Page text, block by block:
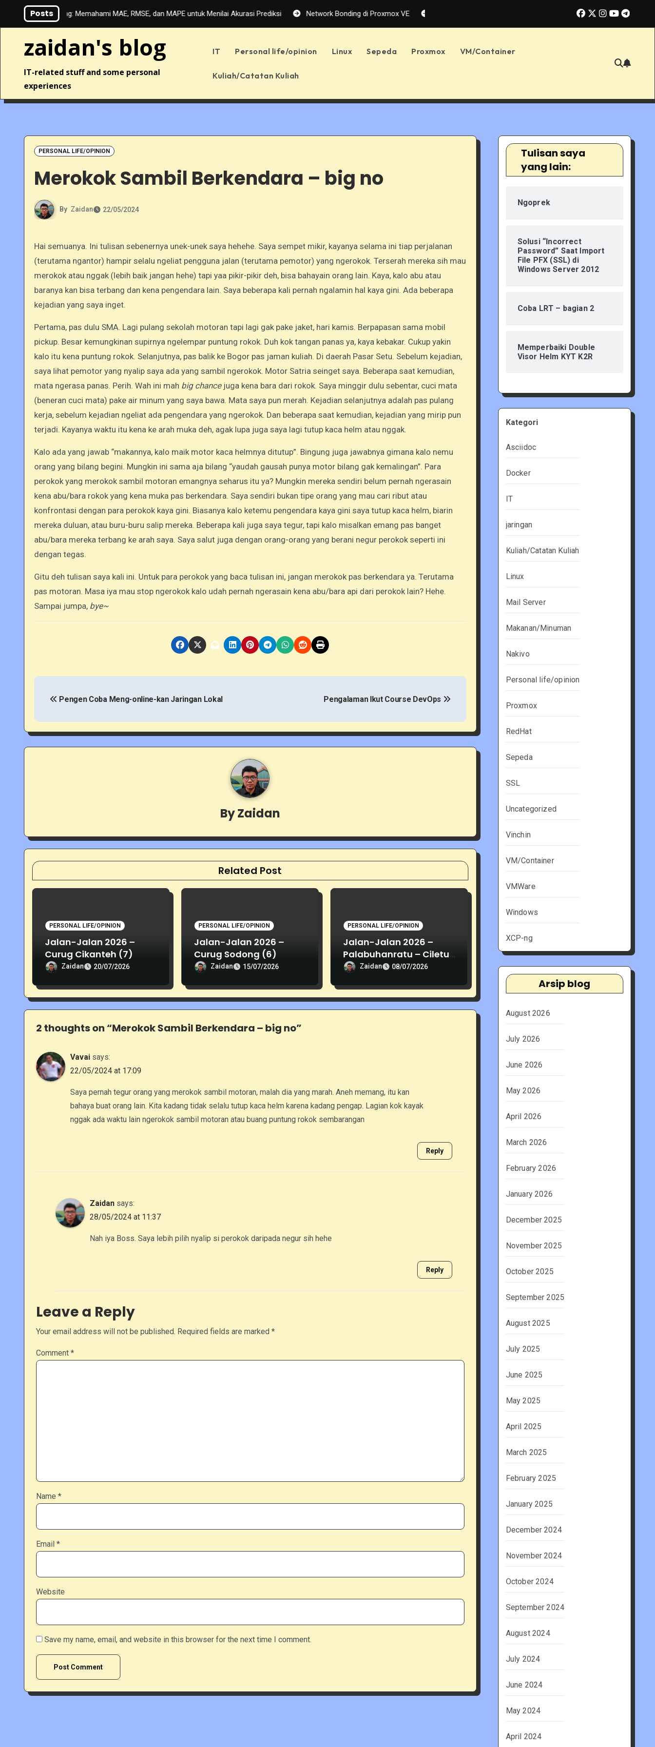
Posts
Learning: Memahami MAE, RMSE, dan MAPE untuk Menilai Akurasi Prediksi Network Bonding di Proxmox VE Troubleshoot Proxmox VE Nested: Koneksi Lambat, Bentrok Cluster, dan
zaidan's blog
IT-related stuff and some personal
experiences
IT Personal life/opinion Linux Sepeda Proxmox VM/Container
Kuliah/Catatan Kuliah
PERSONAL LIFE/OPINION
Merokok Sambil Berkendara – big no
By Zaidan 22/05/2024
Hai semuanya. Ini tulisan sebenernya unek-unek saya hehehe. Saya sempet mikir, kayanya selama ini tiap perjalanan
(terutama ngantor) hampir selalu ngeliat pengguna jalan (terutama pemotor) yang ngerokok. Terserah mereka sih mau
merokok atau nggak (lebih baik jangan hehe) tapi yaa pikir-pikir deh, bisa bahayain orang lain. Kaya, kalo abu atau
baranya kan bisa terbang dan kena pengendara lain. Saya beberapa kali pernah ngalamin hal kaya gini. Ada beberapa
kejadian yang saya inget.
Pertama, pas dulu SMA. Lagi pulang sekolah motoran tapi lagi gak pake jaket, hari kamis. Berpapasan sama mobil
pickup. Besar kemungkinan supirnya ngelempar puntung rokok. Duh kok tangan panas ya, kaya kebakar. Cukup yakin
kalo itu kena puntung rokok. Selanjutnya, pas balik ke Bogor pas jaman kuliah. Di daerah Pasar Setu. Sebelum kejadian,
saya lihat pemotor yang nyalip saya ada yang sambil ngerokok. Motor Satria seinget saya. Beberapa saat kemudian,
mata ngerasa panas. Perih. Wah ini mah big chance juga kena bara dari rokok. Saya minggir dulu sebentar, cuci mata
(beneran cuci mata) pake air minum yang saya bawa. Mata saya pun merah. Kejadian selanjutnya adalah pas pulang
kerja, sebelum kejadian ngeliat ada pengendara yang ngerokok. Dan beberapa saat kemudian, kejadian yang mirip pun
terjadi. Kayanya waktu itu kena ke arah muka deh, agak lupa juga saya lagi tutup kaca helm atau nggak.
Kalo ada yang jawab “makannya, kalo maik motor kaca helmnya ditutup”. Bingung juga jawabnya gimana kalo nemu
orang yang bilang begini. Mungkin ini sama aja bilang “yaudah gausah punya motor bilang gak kemalingan”. Para
perokok yang merokok sambil motoran emangnya seharus itu ya? Mungkin mereka sendiri belum pernah ngerasain
kena abu/bara rokok yang kena muka pas berkendara. Saya sendiri bukan tipe orang yang mau cari ribut atau
konfrontasi dengan para perokok kaya gini. Biasanya kalo ketemu pengendara kaya gini saya tutup kaca helm, biarin
mereka duluan, atau buru-buru salip mereka. Beberapa kali juga saya tegur, tapi kalo misalkan emang pas banget
abu/bara mereka terbang ke arah saya. Saya salut juga dengan orang-orang yang berani negur perokok seperti ini
dengan tegas.
Gitu deh tulisan saya kali ini. Untuk para perokok yang baca tulisan ini, jangan merokok pas berkendara ya. Terutama
pas motoran. Masa iya mau stop ngerokok kalo udah pernah ngerasain kena abu/bara api dari perokok lain? Hehe.
Sampai jumpa, bye~
P
s
t
g
a
t
Pengen Coba Meng-online-kan Jaringan Lokal Pengalaman Ikut Course DevOps
ByZaidan
Related Post
PERSONAL LIFE/OPINION
Jalan-Jalan 2026 –
Curug Cikanteh (7)
Zaidan 20/07/2026
PERSONAL LIFE/OPINION
Jalan-Jalan 2026 –
Curug Sodong (6)
Zaidan 15/07/2026
PERSONAL LIFE/OPINION
Jalan-Jalan 2026 –
Palabuhanratu – Ciletuh
(5) Zaidan 08/07/2026
2 thoughts on “Merokok Sambil Berkendara – big no”
Vavai says:
22/05/2024 at 17:09
Saya pernah tegur orang yang merokok sambil motoran, malah dia yang marah. Aneh memang, itu kan
bahaya buat orang lain. Kita kadang tidak selalu tutup kaca helm karena kadang pengap. Lagian kok kayak
nggak ada waktu lain ngerokok sambil motoran atau buang puntung rokok sembarangan
Reply
Zaidan says:
28/05/2024 at 11:37
Nah iya Boss. Saya lebih pilih nyalip si perokok daripada negur sih hehe
Reply
Leave a Reply
Your email address will not be published. Required fields are marked *
Comment *
Name *
Email *
Website
Save my name, email, and website in this browser for the next time I comment.
Tulisan saya
yang lain:
Ngoprek
Solusi “Incorrect
Password” Saat Import
File PFX (SSL) di
Windows Server 2012
Coba LRT – bagian 2
Memperbaiki Double
Visor Helm KYT K2R
Kategori
Asciidoc
Docker
IT
jaringan
Kuliah/Catatan Kuliah
Linux
Mail Server
Makanan/Minuman
Nakivo
Personal life/opinion
Proxmox
RedHat
Sepeda
SSL
Uncategorized
Vinchin
VM/Container
VMWare
Windows
XCP-ng
Arsip blog
August 2026
July 2026
June 2026
May 2026
April 2026
March 2026
February 2026
January 2026
December 2025
November 2025
October 2025
September 2025
August 2025
July 2025
June 2025
May 2025
April 2025
March 2025
February 2025
January 2025
December 2024
November 2024
October 2024
September 2024
August 2024
July 2024
June 2024
May 2024
April 2024